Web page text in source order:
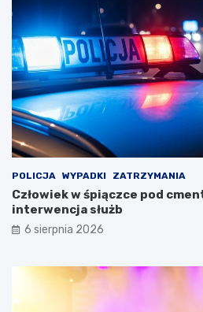
POLICJA WYPADKI ZATRZYMANIA
Człowiek w śpiączce pod
interwencja służb
6 sierpnia 2026